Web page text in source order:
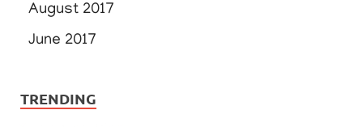
August 2017
June 2017
TRENDING